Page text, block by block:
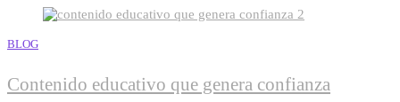
BLOG
Contenido educativo que genera confianza